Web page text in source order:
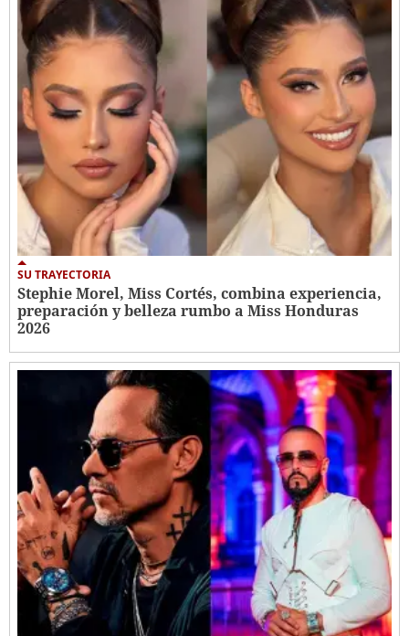
SU TRAYECTORIA
Stephie Morel, Miss Cortés, combina experiencia,
preparación y belleza rumbo a Miss Honduras
2026